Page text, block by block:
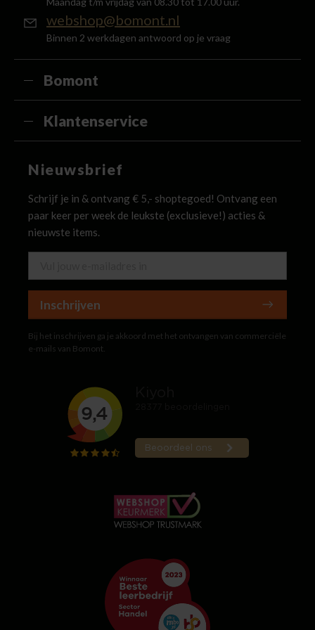
webshop@bomont.nl
Binnen 2 werkdagen antwoord op je vraag
Bomont
Klantenservice
Nieuwsbrief
Schrijf je in & ontvang € 5,- shoptegoed! Ontvang een
paar keer per week de leukste (exclusieve!) acties &
nieuwste items.
Inschrijven
Bij het inschrijven ga je akkoord met het ontvangen van commerciële
e-mails van Bomont.